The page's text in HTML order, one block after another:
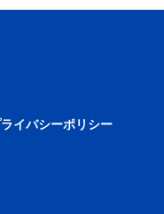
イバシーポリシー